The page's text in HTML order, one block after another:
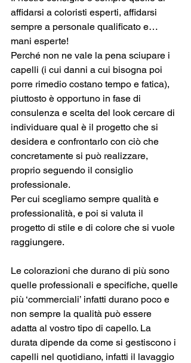
affidarsi a coloristi esperti, affidarsi
sempre a personale qualificato e…
mani esperte!
Perché non ne vale la pena sciupare i
capelli (i cui danni a cui bisogna poi
porre rimedio costano tempo e fatica),
piuttosto è opportuno in fase di
consulenza e scelta del look cercare di
individuare qual è il progetto che si
desidera e confrontarlo con ciò che
concretamente si può realizzare,
proprio seguendo il consiglio
professionale.
Per cui scegliamo sempre qualità e
professionalità, e poi si valuta il
progetto di stile e di colore che si vuole
raggiungere.
Le colorazioni che durano di più sono
quelle professionali e specifiche, quelle
più ‘commerciali’ infatti durano poco e
non sempre la qualità può essere
adatta al vostro tipo di capello. La
durata dipende da come si gestiscono i
capelli nel quotidiano, infatti il lavaggio